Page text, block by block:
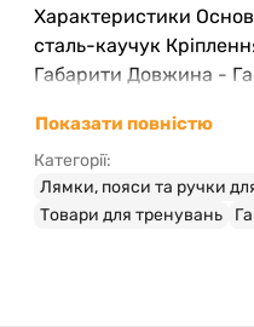
Характеристики
сталь-каучук
Габарити Довжина -
Показати повністю
Категорії:
Лямки, пояси та ручки
Товари для тренувань